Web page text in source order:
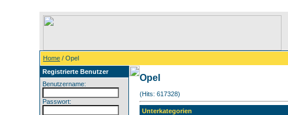
Home / Opel
Registrierte Benutzer
Benutzername:
Passwort:
Opel
(Hits: 617328)
Unterkategorien